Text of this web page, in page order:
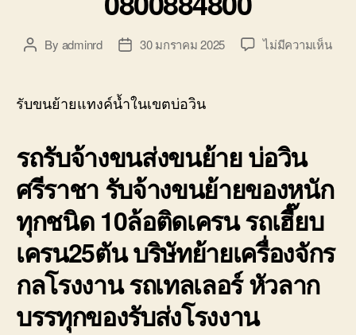
PostBy adminrd
Post30 มกราคม 2025 ไม่มีความเห็นบน
เขต
บ่อ
ถูก
รับขนย้ายแทงค์น้ำในเขตบ่อวิน
รถรับจ้างขนส่งขนย้าย บ่อวิน
ศรีราชา รับจ้างขนย้ายของหนัก
ทุกชนิด 10ล้อติดเครน รถเฮี๊ยบ
เครน25ตัน บริษัทย้ายเครื่องจักร
กลโรงงาน รถเทลเลอร์ หัวลาก
บรรทุกของรับส่งโรงงาน